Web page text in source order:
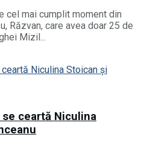
cel mai cumplit moment din
Răzvan, care avea doar 25 de
Mizil...
se ceartă Niculina